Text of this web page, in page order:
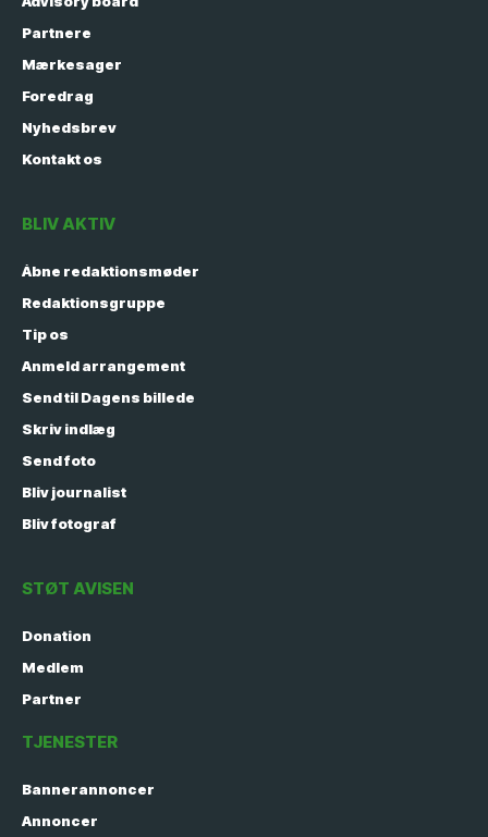
Partnere
Mærkesager
Foredrag
Nyhedsbrev
Kontakt os
BLIV AKTIV
Åbne redaktionsmøder
Redaktionsgruppe
Tip os
Anmeld arrangement
Send til Dagens billede
Skriv indlæg
Send foto
Bliv journalist
Bliv fotograf
STØT AVISEN
Donation
Medlem
Partner
TJENESTER
Bannerannoncer
Annoncer